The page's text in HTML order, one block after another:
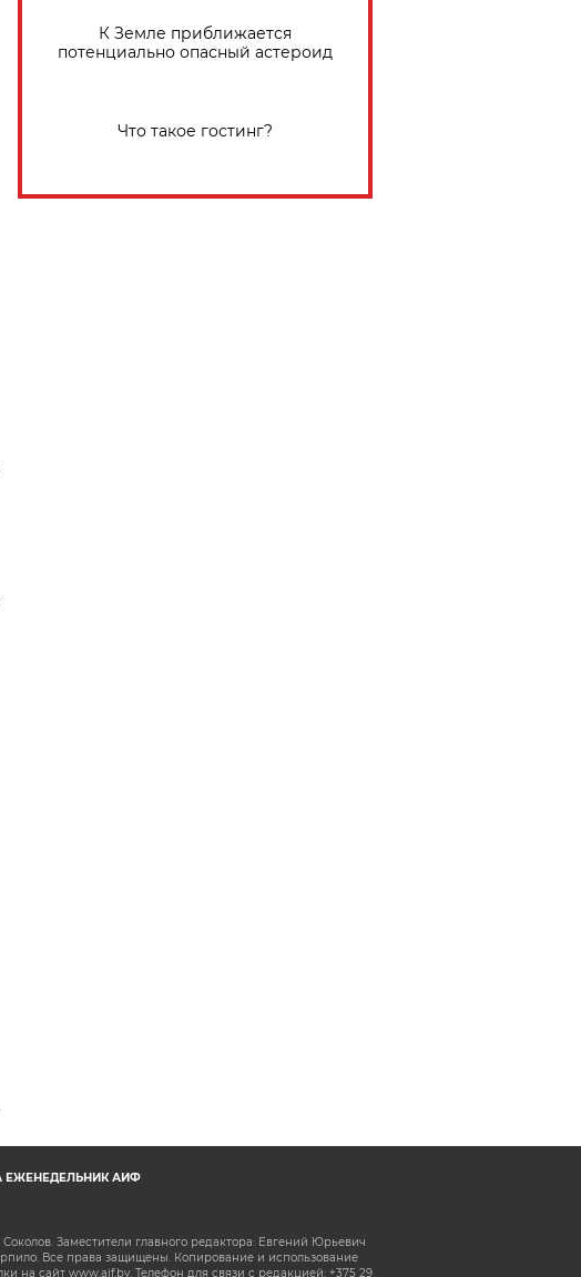
К Земле приближается
потенциально опасный астероид
Что такое гостинг?
ЕЖЕНЕДЕЛЬНИК АИФ
Заместители главного редактора: Евгений Юрьевич
Все права защищены. Копирование и использование
на сайт www.aif.by. Телефон для связи с редакцией: +375 29